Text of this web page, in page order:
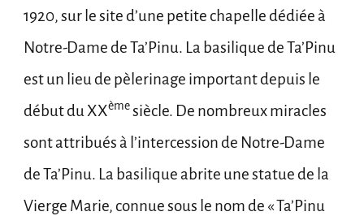
1920, sur le site d’une petite chapelle dédiée à
Notre-Dame de Ta’Pinu. La basilique de Ta’Pinu
est un lieu de pèlerinage important depuis le
début du XXèmesiècle. De nombreux miracles
sont attribués à l’intercession de Notre-Dame
de Ta’Pinu. La basilique abrite une statue de la
Vierge Marie, connue sous le nom de « Ta’Pinu